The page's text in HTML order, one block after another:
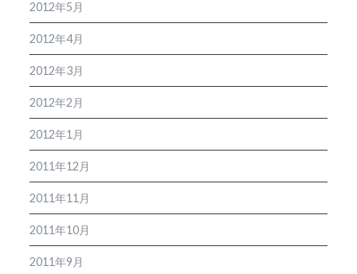
2012年5月
2012年4月
2012年3月
2012年2月
2012年1月
2011年12月
2011年11月
2011年10月
2011年9月